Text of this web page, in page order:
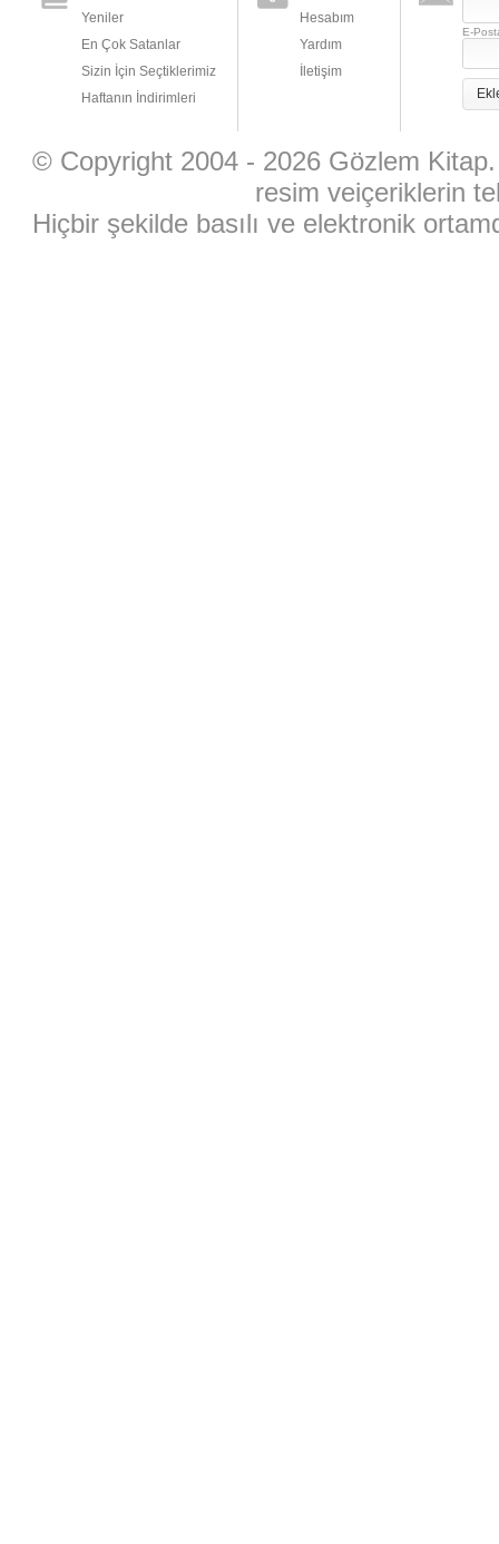
Yeniler
En Çok Satanlar
Sizin İçin Seçtiklerimiz
Haftanın İndirimleri
Hesabım
Yardım
İletişim
E-
© Copyright 2004 - 2026 Gözlem
resim veiçeriklerin
Hiçbir şekilde basılı ve elektronik